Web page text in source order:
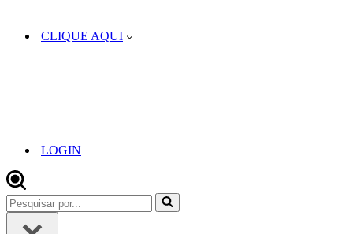
CLIQUE AQUI
LOGIN
Pesquisar
por...